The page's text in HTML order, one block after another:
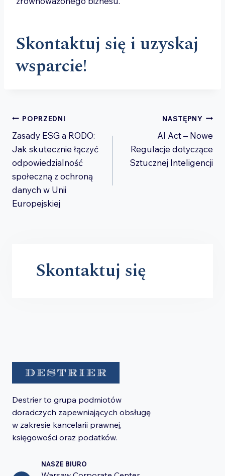
Skontaktuj się i uzyskaj
wsparcie!
Nawigacja
wpisu
POPRZEDNI
Zasady ESG a RODO:
Jak skutecznie łączyć
odpowiedzialność
społeczną z ochroną
danych w Unii
Europejskiej
NASTĘPNY
AI Act – Nowe
Regulacje dotyczące
Sztucznej Inteligencji
Skontaktuj się
Destrier to grupa podmiotów
doradczych zapewniających obsługę
w zakresie kancelarii prawnej,
księgowości oraz podatków.
NASZE BIURO